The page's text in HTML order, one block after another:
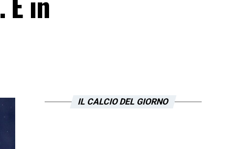
IL CALCIO DEL GIORNO